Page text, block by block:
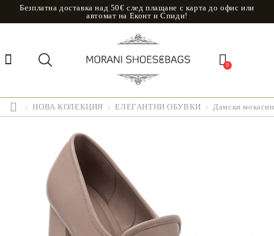
Безплатна доставка над 50€ след плащане с карта до офис или
автомат на Еконт и Спиди!
0
НОВА КОЛЕКЦИЯ ЕЛЕГАНТНИ ОБУВКИ Дамски